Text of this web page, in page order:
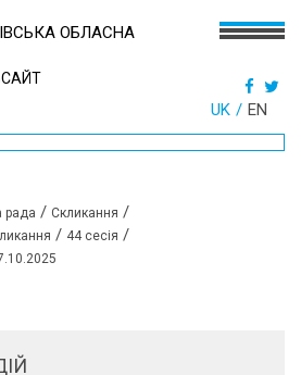
ОБЛАСНА
UK EN
рада / Скликання /
/ 44 сесія /